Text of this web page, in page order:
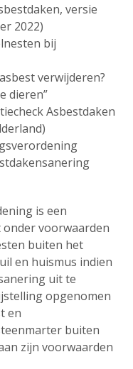
versie
2022)
bij
verwijderen?
dieren”
Asbestdaken
is een
voorwaarden
buiten het
en huismus indien
uit te
opgenomen
en
buiten
zijn voorwaarden